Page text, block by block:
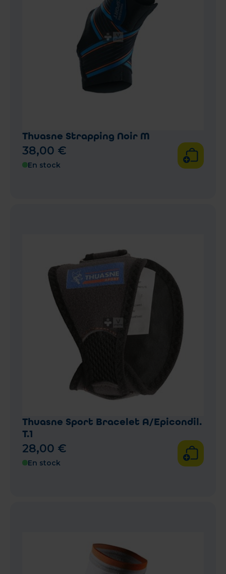
Thuasne Strapping Noir M
38,00 €
En stock
Thuasne Sport Bracelet A/Epicondil.
T.1
28,00 €
En stock